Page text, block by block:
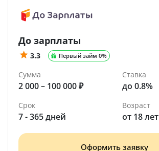
До зарплаты
3.3 Первый займ 0%
Сумма
2 000 – 100 000 ₽
Ставка
до 0.8%
Срок
7 - 365 дней
Возраст
от 18 лет
Оформить заявку